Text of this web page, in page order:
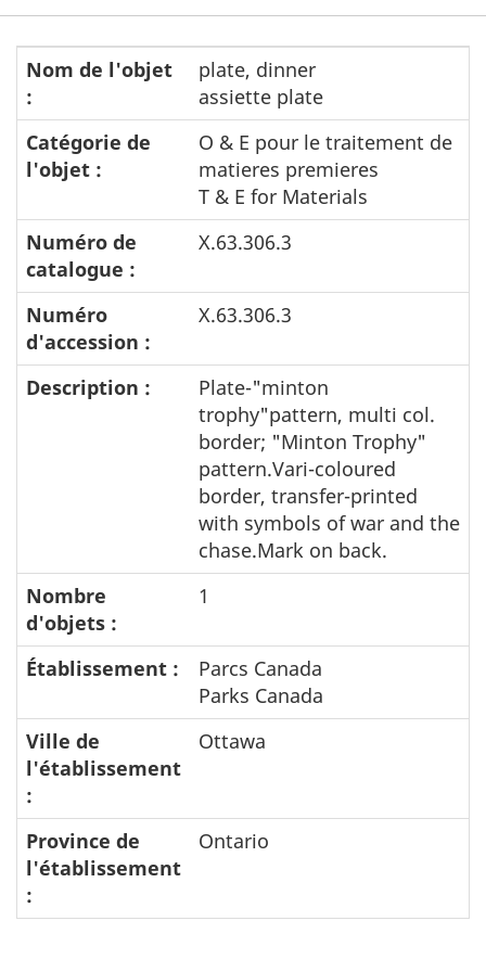
Nom de l'objet
:
plate, dinner
assiette plate
Catégorie de
l'objet :
O & E pour le traitement de
matieres premieres
T & E for Materials
Numéro de
catalogue :
X.63.306.3
Numéro
d'accession :
X.63.306.3
Description :
Plate-"minton
trophy"pattern, multi col.
border; "Minton Trophy"
pattern.Vari-coloured
border, transfer-printed
with symbols of war and the
chase.Mark on back.
Nombre
d'objets :
1
Établissement :
Parcs Canada
Parks Canada
Ville de
l'établissement
:
Ottawa
Province de
l'établissement
:
Ontario